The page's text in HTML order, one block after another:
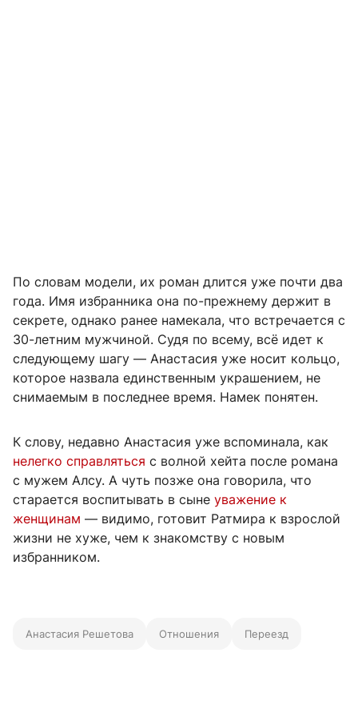
По словам модели, их роман длится уже почти два
года. Имя избранника она по-прежнему держит в
секрете, однако ранее намекала, что встречается с
30-летним мужчиной. Судя по всему, всё идет к
следующему шагу — Анастасия уже носит кольцо,
которое назвала единственным украшением, не
снимаемым в последнее время. Намек понятен.
К слову, недавно Анастасия уже вспоминала, как
нелегко справляться с волной хейта после романа
с мужем Алсу. А чуть позже она говорила, что
старается воспитывать в сыне уважение к
женщинам — видимо, готовит Ратмира к взрослой
жизни не хуже, чем к знакомству с новым
избранником.
Анастасия Решетова Отношения Переезд